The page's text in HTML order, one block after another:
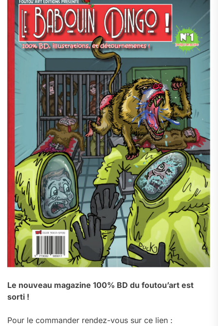
Le nouveau magazine 100% BD du foutou’art est
sorti !
Pour le commander rendez-vous sur ce lien :